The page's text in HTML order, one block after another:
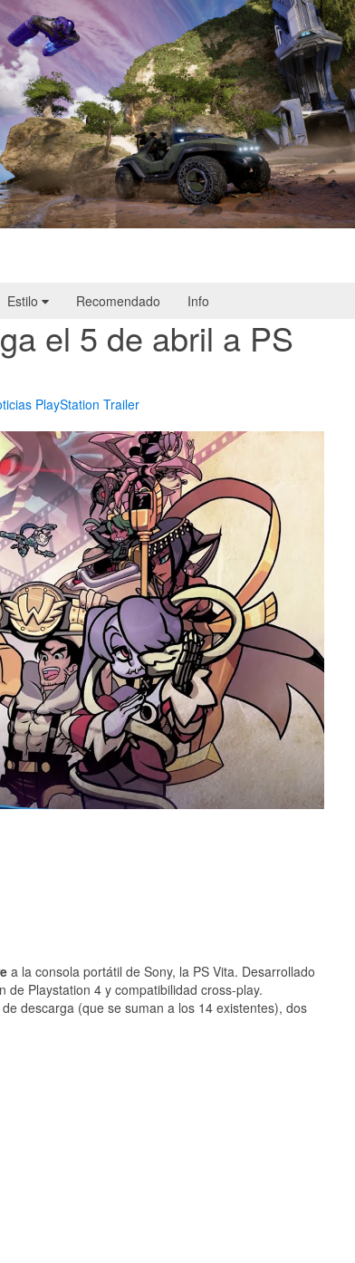
Estilo Recomendado Info
el 5 de abril a PS
PlayStation Trailer
a la consola portátil de Sony, la PS Vita. Desarrollado
Playstation 4 y compatibilidad cross-play.
descarga (que se suman a los 14 existentes), dos